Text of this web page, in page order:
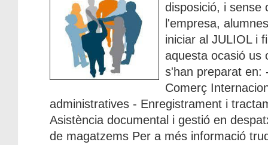
disposició, i sense
l'empresa,
iniciar al JULIOL i
aquesta ocasió us
s'han preparat en:
Comerç
administratives - Enregistrament i
Asistència documental i gestió en
de magatzems Per a més informació